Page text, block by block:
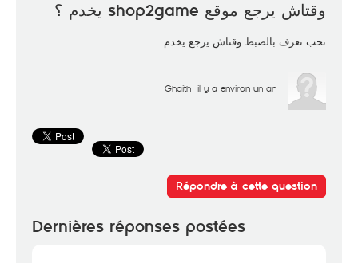
وقتاش يرجع موقع shop2game يخدم ؟
نحب نعرف بالضبط وقتاش يرجع يخدم
Ghaith il y a environ un an
Répondre à cette question
Dernières réponses postées